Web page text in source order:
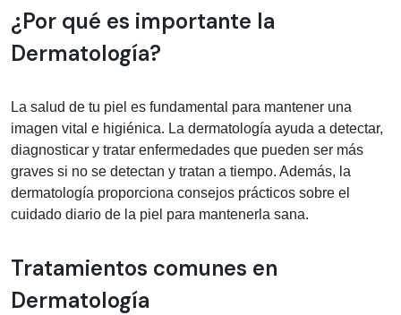
¿Por qué es importante la
Dermatología?
La salud de tu piel es fundamental para mantener una
imagen vital e higiénica. La dermatología ayuda a detectar,
diagnosticar y tratar enfermedades que pueden ser más
graves si no se detectan y tratan a tiempo. Además, la
dermatología proporciona consejos prácticos sobre el
cuidado diario de la piel para mantenerla sana.
Tratamientos comunes en
Dermatología